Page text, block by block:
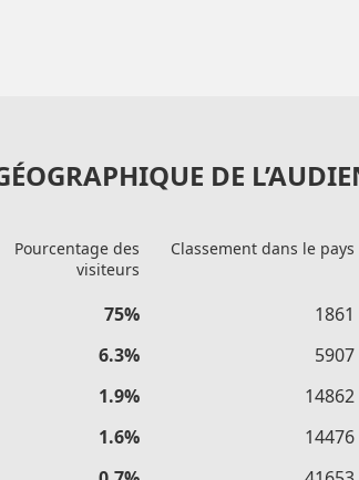
DE
Pourcentage des
visiteurs
Classement dans le pays
75%
1861
6.3%
5907
1.9%
14862
1.6%
14476